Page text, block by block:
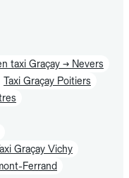
taxi Graçay → Nevers
Taxi Graçay Poitiers
Graçay Vichy
Ferrand